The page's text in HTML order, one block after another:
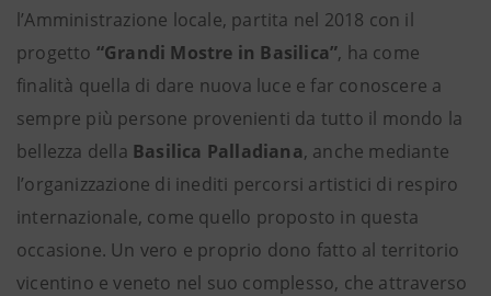
l’Amministrazione locale, partita nel 2018 con il
progetto “Grandi Mostre in Basilica”, ha come
finalità quella di dare nuova luce e far conoscere a
sempre più persone provenienti da tutto il mondo la
bellezza della Basilica Palladiana, anche mediante
l’organizzazione di inediti percorsi artistici di respiro
internazionale, come quello proposto in questa
occasione. Un vero e proprio dono fatto al territorio
vicentino e veneto nel suo complesso, che attraverso